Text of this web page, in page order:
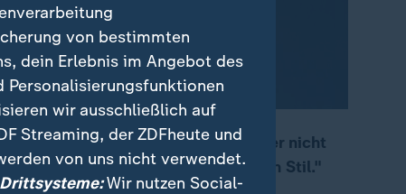
der SPD. "Ich lasse mir die Butter nicht
Dobrindt, ich habe einen anderen Stil."
von bestimmten
dein Erlebnis im Angebot des
Personalisierungsfunktionen
wir ausschließlich auf
Streaming, der ZDFheute und
von uns nicht verwendet.
Wir nutzen Social-